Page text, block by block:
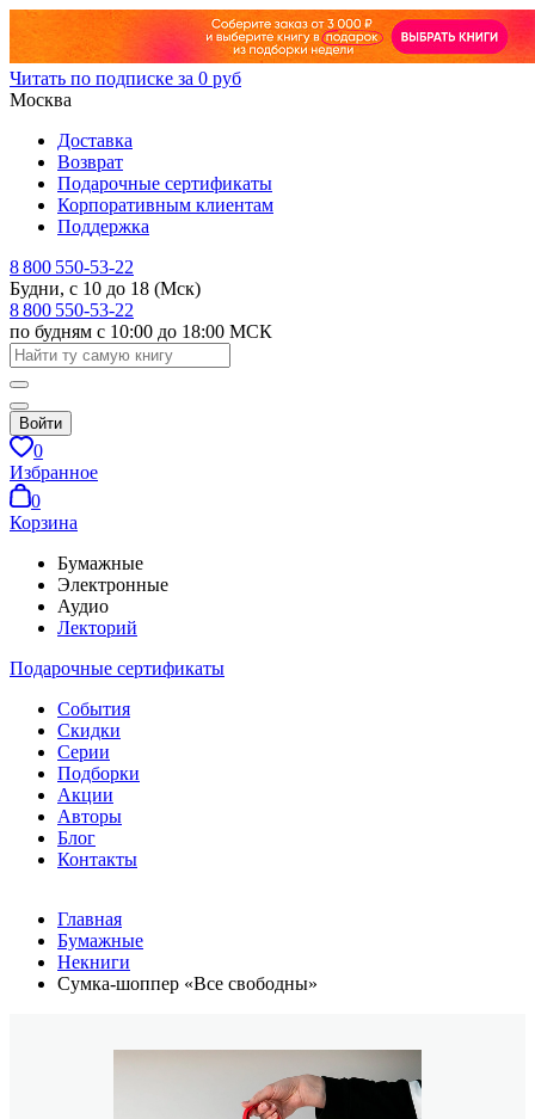
Читать по подписке за 0 руб
Москва
Доставка
Возврат
Подарочные сертификаты
Корпоративным клиентам
Поддержка
8 800 550-53-22
Будни, с 10 до 18 (Мск)
8 800 550-53-22
по будням с 10:00 до 18:00 МСК
Войти
0
Избранное
0
Корзина
Бумажные
Электронные
Аудио
Лекторий
Подарочные сертификаты
События
Скидки
Серии
Подборки
Акции
Авторы
Блог
Контакты
Главная
Бумажные
Некниги
Сумка-шоппер «Все свободны»